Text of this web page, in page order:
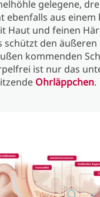
gelegene,
ebenfalls aus
Haut und feinen
schützt den
kommenden
ist nur das
Ohrläppchen.